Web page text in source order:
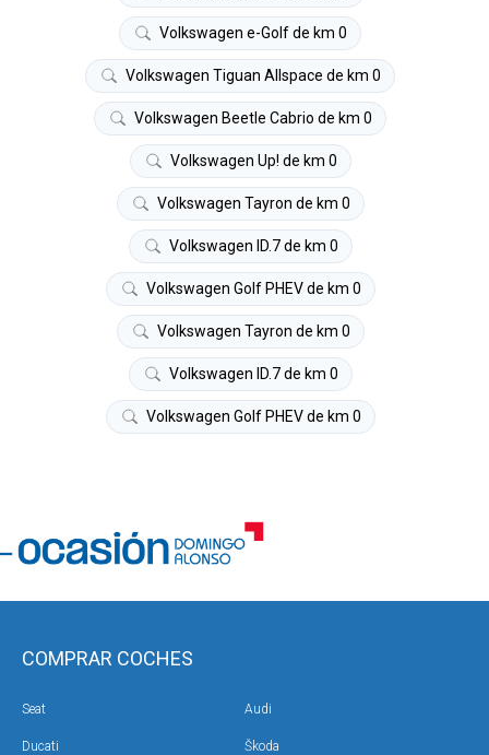
Volkswagen e-Golf de km 0
Volkswagen Tiguan Allspace de km 0
Volkswagen Beetle Cabrio de km 0
Volkswagen Up! de km 0
Volkswagen Tayron de km 0
Volkswagen ID.7 de km 0
Volkswagen Golf PHEV de km 0
Volkswagen Tayron de km 0
Volkswagen ID.7 de km 0
Volkswagen Golf PHEV de km 0
COMPRAR COCHES
Seat Audi
Ducati Škoda